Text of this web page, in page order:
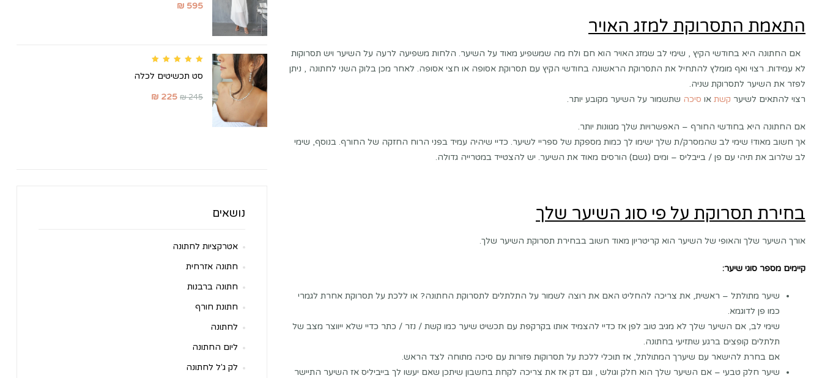
התאמת התסרוקת למזג האויר
אם החתונה היא בחודשי הקיץ , שימי לב שמזג האויר הוא חם ולח מה שמשפיע מאוד על השיער. הלחות משפיעה לרעה על השיער ויש תסרוקות
לא עמידות. רצוי ואף מומלץ להתחיל את התסרוקת הראשונה בחודשי הקיץ עם תסרוקת אסופה או חצי אסופה. לאחר מכן בלוק השני לחתונה , ניתן
לפזר את השיער לתסרוקת שניה.
רצוי להתאים לשיער קשת או סיכה שתשמור על השיער מקובע יותר.
אם החתונה היא בחודשי החורף – האפשרויות שלך מגוונות יותר.
אך חשוב מאוד! שימי לב שהמסרק/ת שלך ישימו לך כמות מספקת של ספריי לשיער. כדיי שיהיה עמיד בפני הרוח החזקה של החורף. בנוסף, שימי
לב שלרוב את תיהי עם פן / בייבליס – ומים (גשם) הורסים מאוד את השיער. יש להצטייד במטרייה גדולה.
בחירת תסרוקת על פי סוג השיער שלך
אורך השיער שלך והאופי של השיער הוא קריטריון מאוד חשוב בבחירת תסרוקת השיער שלך.
קיימים מספר סוגי שיער:
שיער מתולתל – ראשית, את צריכה להחליט האם את רוצה לשמור על התלתלים לתסרוקת החתונה? או ללכת על תסרוקת אחרת לגמרי
כמו פן לדוגמא.
שימי לב, אם השיער שלך לא מגיב טוב לפן אז כדיי להצמיד אותו בקרקפת עם תכשיט שיער כמו קשת / נזר / כתר כדיי שלא ייווצר מצב של
תלתלים קופצים ברגע שתזיעי בחתונה.
אם בחרת להישאר עם שיערך המתולתל, אז תוכלי ללכת על תסרוקות פזורות עם סיכה מתוחה לצד הראש.
שיער חלק טבעי – אם השיער שלך הוא חלק וגולש , וגם דק אז את צריכה לקחת בחשבון שיתכן שאם יעשו לך בייביליס אז השיער התיישר
₪ 595
סט תכשיטים לכלה
₪245
₪ 225
נושאים
אטרקציות לחתונה
חתונה אזרחית
חתונה ברבנות
חתונת חורף
לחתונה
ליום החתונה
לק ג'ל לחתונה